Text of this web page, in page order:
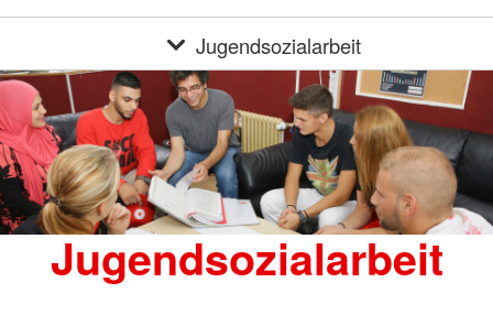
Jugendsozialarbeit
Jugendsozialarbeit